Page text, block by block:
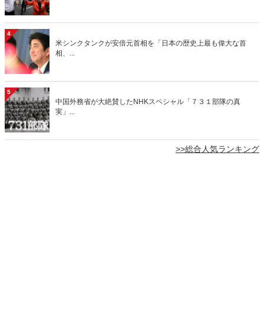
4
米シンクタンクが安倍元首相を「日本の歴史上最も偉大な首
相、...
5
中国外務省が大絶賛したNHKスペシャル「７３１部隊の真
実」...
>>総合人気ランキング